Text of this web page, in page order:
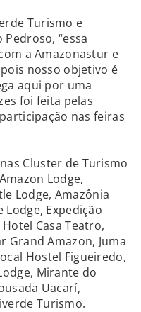
Turismo e
“essa
a Amazonastur e
nosso objetivo é
aqui por uma
foi feita pelas
nas feiras
Cluster de Turismo
Lodge,
Lodge, Amazônia
Lodge, Expedição
Casa Teatro,
Grand Amazon, Juma
Hostel Figueiredo,
Mirante do
Uacarí,
Turismo.